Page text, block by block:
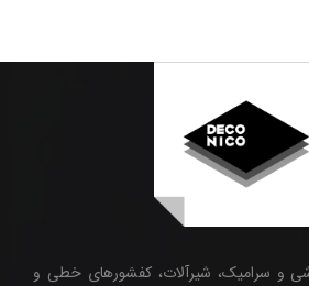
کاشی و سرامیک، شیرآلات، کفشورهای خطی و